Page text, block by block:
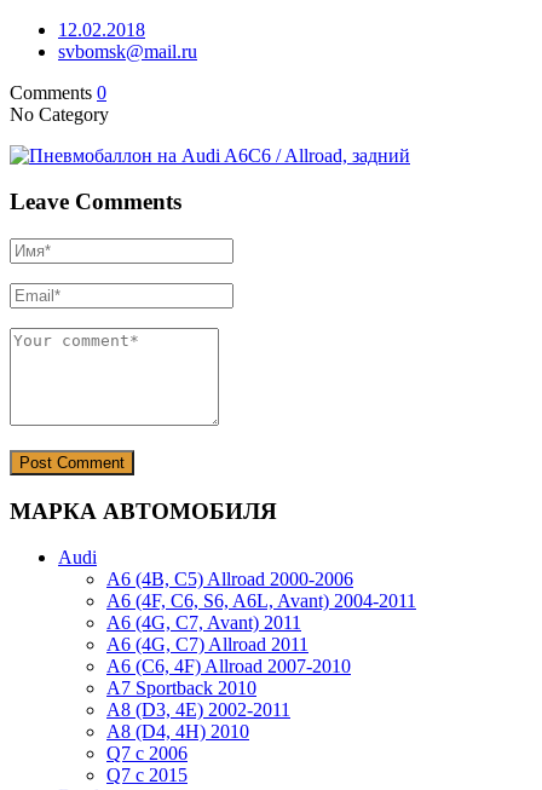
12.02.2018
svbomsk@mail.ru
Comments 0
No Category
Leave Comments
МАРКА АВТОМОБИЛЯ
Audi
A6 (4B, C5) Allroad 2000-2006
A6 (4F, C6, S6, A6L, Avant) 2004-2011
A6 (4G, C7, Avant) 2011
A6 (4G, C7) Allroad 2011
A6 (C6, 4F) Allroad 2007-2010
A7 Sportback 2010
A8 (D3, 4E) 2002-2011
A8 (D4, 4H) 2010
Q7 с 2006
Q7 с 2015